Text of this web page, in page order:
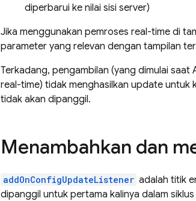
diperbarui ke nilai sisi server)
Jika menggunakan pemroses real-time di
parameter yang relevan dengan tampilan
Terkadang, pengambilan (yang dimulai saat
real-time) tidak menghasilkan update untuk
tidak akan dipanggil.
Menambahkan dan
addOnConfigUpdateListener adalah titik
dipanggil untuk pertama kalinya dalam